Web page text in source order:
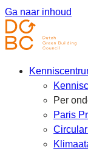
Ga naar inhoud
Per
Paris